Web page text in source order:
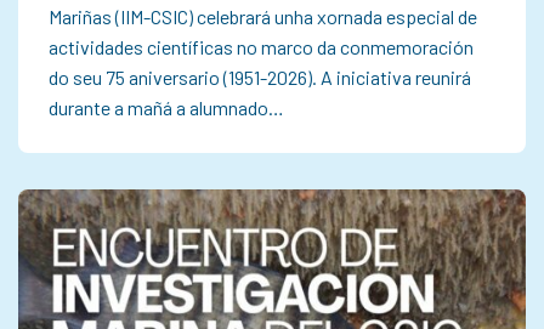
Mariñas (IIM-CSIC) celebrará unha xornada especial de
actividades científicas no marco da conmemoración
do seu 75 aniversario (1951-2026). A iniciativa reunirá
durante a mañá a alumnado…